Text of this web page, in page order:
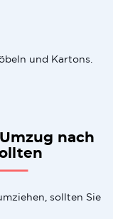
und Kartons.
nach
sollten Sie